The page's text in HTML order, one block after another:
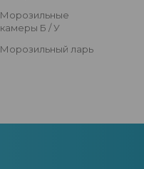
Морозильные
камеры Б / У
Морозильный ларь